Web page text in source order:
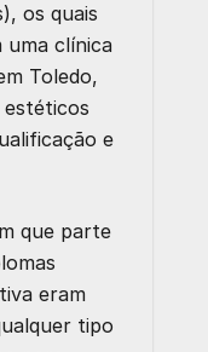
os quais
uma clínica
Toledo,
estéticos
e
que parte
eram
tipo